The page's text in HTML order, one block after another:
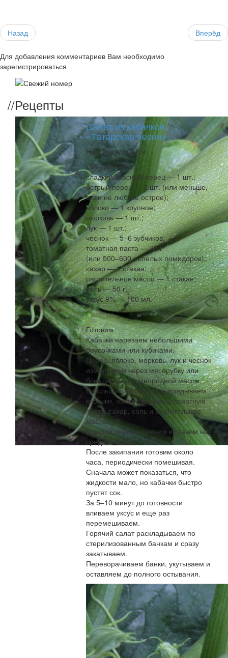
Назад Вперёд
Для добавления комментариев Вам необходимо
зарегистрироваться
//Рецепты
Салат из кабачков
«Татарская песня»
Нам понадобится:
кабачки — 2 кг;
сладкий красный перец — 1 шт.;
острый перец — 2 шт. (или меньше,
если не любите острое);
яблоко — 1 крупное;
морковь — 1 шт.;
лук — 1 шт.;
чеснок — 5–6 зубчиков;
томатная паста — 70 г
(или 500–600 г спелых помидоров);
сахар — 1 стакан;
растительное масло — 1 стакан;
соль — 50 г;
уксус 9% — 100 мл.
Готовим
Кабачки нарезаем небольшими
брусочками или кубиками.
Перец, яблоко, морковь, лук и чеснок
измельчаем через мясорубку или
блендером до однородной массы.
В большую кастрюлю выкладываем
кабачки, овощную смесь, томатную
пасту, сахар, соль и растительное
масло.
Хорошо перемешиваем и ставим на
средний огонь.
После закипания готовим около
часа, периодически помешивая.
Сначала может показаться, что
жидкости мало, но кабачки быстро
пустят сок.
За 5–10 минут до готовности
вливаем уксус и еще раз
перемешиваем.
Горячий салат раскладываем по
стерилизованным банкам и сразу
закатываем.
Переворачиваем банки, укутываем и
оставляем до полного остывания.